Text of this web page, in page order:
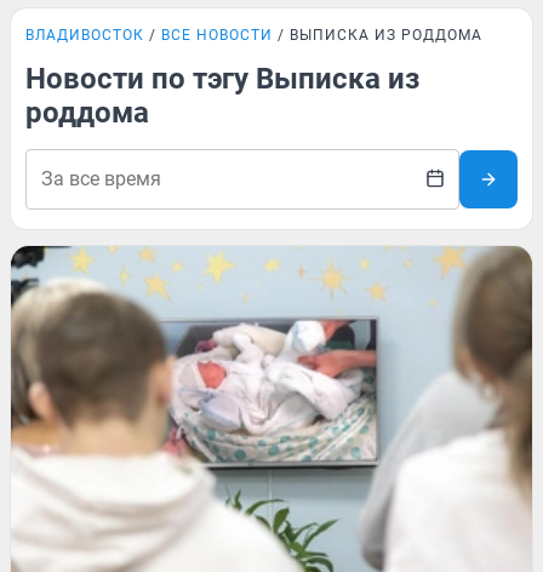
ВЛАДИВОСТОК ВСЕ НОВОСТИ ВЫПИСКА ИЗ РОДДОМА
Новости по тэгу Выписка из
роддома